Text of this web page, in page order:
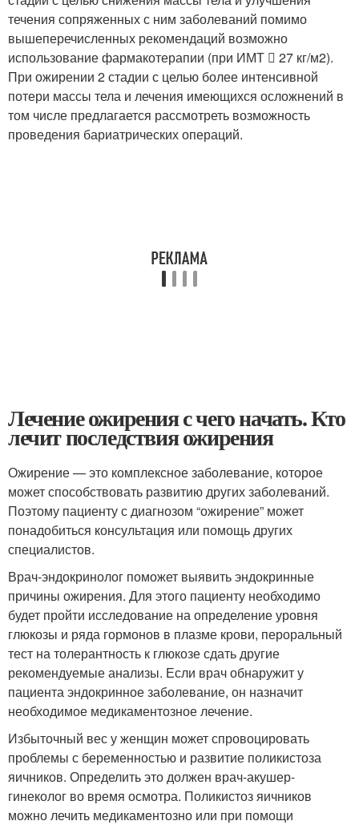
течения сопряженных с ним заболеваний помимо
вышеперечисленных рекомендаций возможно
использование фармакотерапии (при ИМТ  27 кг/м2).
При ожирении 2 стадии с целью более интенсивной
потери массы тела и лечения имеющихся осложнений в
том числе предлагается рассмотреть возможность
проведения бариатрических операций.
Лечение ожирения с чего начать. Кто
лечит последствия ожирения
Ожирение — это комплексное заболевание, которое
может способствовать развитию других заболеваний.
Поэтому пациенту с диагнозом “ожирение” может
понадобиться консультация или помощь других
специалистов.
Врач-эндокринолог поможет выявить эндокринные
причины ожирения. Для этого пациенту необходимо
будет пройти исследование на определение уровня
глюкозы и ряда гормонов в плазме крови, пероральный
тест на толерантность к глюкозе сдать другие
рекомендуемые анализы. Если врач обнаружит у
пациента эндокринное заболевание, он назначит
необходимое медикаментозное лечение.
Избыточный вес у женщин может спровоцировать
проблемы с беременностью и развитие поликистоза
яичников. Определить это должен врач-акушер-
гинеколог во время осмотра. Поликистоз яичников
можно лечить медикаментозно или при помощи